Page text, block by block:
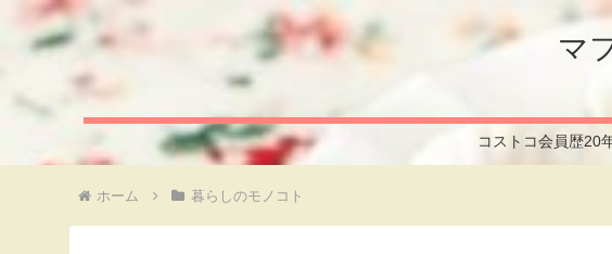
マ
コストコ会員歴20
ホーム 暮らしのモノコト